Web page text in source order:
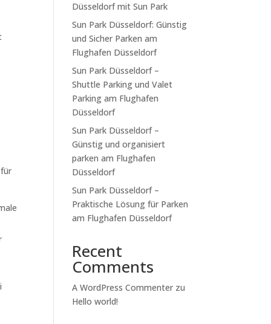
Düsseldorf mit Sun Park
Sun Park Düsseldorf: Günstig
und Sicher Parken am
Flughafen Düsseldorf
Sun Park Düsseldorf –
Shuttle Parking und Valet
Parking am Flughafen
Düsseldorf
Sun Park Düsseldorf –
Günstig und organisiert
parken am Flughafen
Düsseldorf
Sun Park Düsseldorf –
Praktische Lösung für Parken
am Flughafen Düsseldorf
Recent
Comments
A WordPress Commenter zu
Hello world!